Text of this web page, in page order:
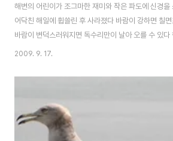
해변의 어린이가 조그마한 재미와 작은 파도에 신경을
어닥친 해일에 휩쓸린 후 사라졌다 바람이 강하면 칠
바람이 변덕스러워지면 독수리만이 날아 오를 수 있다
게 앞을 내다볼 수 없는 변화의 시기에는 한번 발을 잘
되어 버린다. 불확실한 환경의 변화는 한번의 실수도
의 사건은 새로운 경제 시스템에 대한 담론을 요구하고
는 전세계적 파고라는 얘기다. 이제 ‘안전구역’이란 없
것은 항상 안전한 것도 아..
2009. 9. 17.